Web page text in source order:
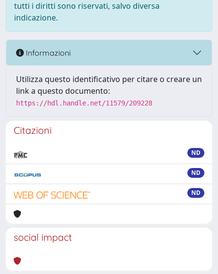
tutti i diritti sono riservati, salvo diversa
indicazione.
Informazioni
Utilizza questo identificativo per citare o creare un
link a questo documento:
https://hdl.handle.net/11579/209228
Citazioni
ND
ND
ND
social impact